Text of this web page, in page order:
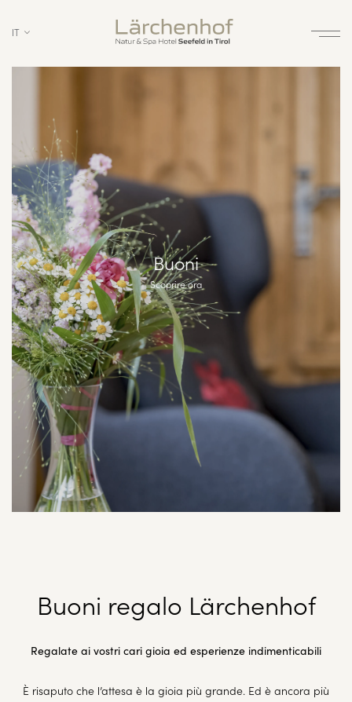
IT
Buoni
Scoprire ora
Buoni regalo Lärchenhof
Regalate ai vostri cari gioia ed esperienze indimenticabili
È risaputo che l’attesa è la gioia più grande. Ed è ancora più